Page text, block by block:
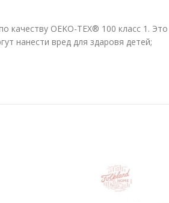
качеству OEKO-TEX® 100 класс 1.
нанести вред для здаровя детей;